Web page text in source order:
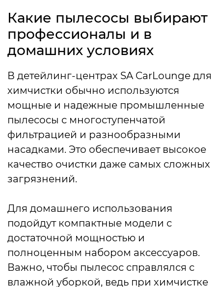
Какие пылесосы выбирают
профессионалы и в
домашних условиях
В детейлинг-центрах SA CarLounge для
химчистки обычно используются
мощные и надежные промышленные
пылесосы с многоступенчатой
фильтрацией и разнообразными
насадками. Это обеспечивает высокое
качество очистки даже самых сложных
загрязнений.
Для домашнего использования
подойдут компактные модели с
достаточной мощностью и
полноценным набором аксессуаров.
Важно, чтобы пылесос справлялся с
влажной уборкой, ведь при химчистке